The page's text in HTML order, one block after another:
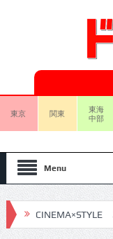
東京 関東
東海
中部
Menu
CINEMA×STYLE